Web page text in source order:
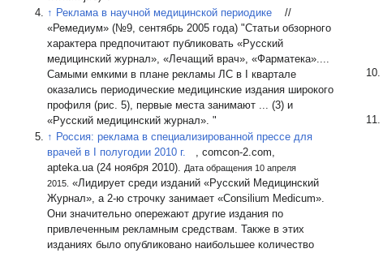
↑ Реклама в научной медицинской периодике
//
«Ремедиум» (№9, сентябрь 2005 года) "Статьи обзорного
характера предпочитают публиковать «Русский
медицинский журнал», «Лечащий врач», «Фарматека»....
Самыми емкими в плане рекламы ЛС в I квартале
оказались периодические медицинские издания широкого
профиля (рис. 5), первые места занимают ... (3) и
«Русский медицинский журнал». "
↑ Россия: реклама в специализированной прессе для
врачей в I полугодии 2010 г.
, comcon-2.com,
apteka.ua (24 ноября 2010).Дата обращения 10 апреля
2015. «Лидирует среди изданий «Русский Медицинский
Журнал», а 2-ю строчку занимает «Consilium Medicum».
Они значительно опережают другие издания по
привлеченным рекламным средствам. Также в этих
изданиях было опубликовано наибольшее количество